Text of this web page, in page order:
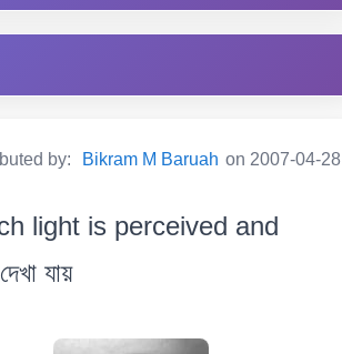
by: Bikram M Baruah on 2007-04-28
light is perceived and
যায়